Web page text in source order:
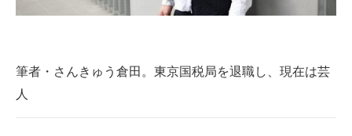
筆者・さんきゅう倉田。東京国税局を退職し、現在は芸
人